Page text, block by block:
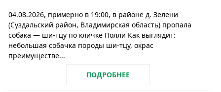
04.08.2026, примерно в 19:00, в районе д. Зелени
(Суздальский район, Владимирская область) пропала
собака — ши-тцу по кличке Полли Как выглядит:
небольшая собачка породы ши-тцу, окрас
преимуществе...
ПОДРОБНЕЕ